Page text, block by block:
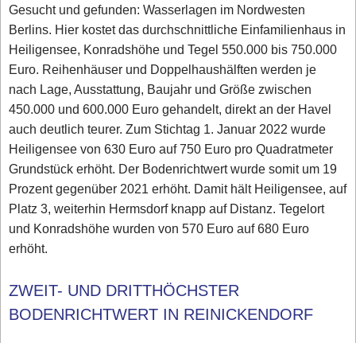
Gesucht und gefunden: Wasserlagen im Nordwesten
Berlins. Hier kostet das durchschnittliche Einfamilienhaus in
Heiligensee, Konradshöhe und Tegel 550.000 bis 750.000
Euro. Reihenhäuser und Doppelhaushälften werden je
nach Lage, Ausstattung, Baujahr und Größe zwischen
450.000 und 600.000 Euro gehandelt, direkt an der Havel
auch deutlich teurer. Zum Stichtag 1. Januar 2022 wurde
Heiligensee von 630 Euro auf 750 Euro pro Quadratmeter
Grundstück erhöht. Der Bodenrichtwert wurde somit um 19
Prozent gegenüber 2021 erhöht. Damit hält Heiligensee, auf
Platz 3, weiterhin Hermsdorf knapp auf Distanz. Tegelort
und Konradshöhe wurden von 570 Euro auf 680 Euro
erhöht.
ZWEIT- UND DRITTHÖCHSTER
BODENRICHTWERT IN REINICKENDORF